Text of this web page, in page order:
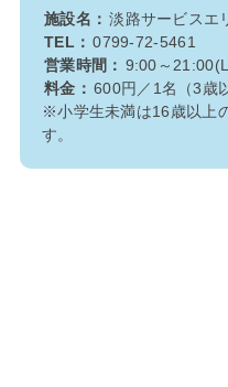
施設名： 淡路サービスエ
TEL： 0799-72-5461
営業時間： 9:00～
料金： 600円／1名（3歳
※小学生未満は16歳以上
す。